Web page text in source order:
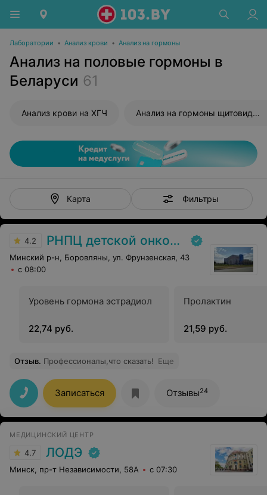
Лаборатории • Анализ крови • Анализ на гормоны
Анализ на половые гормоны в
Беларуси 61
Анализ крови на ХГЧ Анализ на гормоны щитовидной железы
Карта Фильтры
4.2 РНПЦ детской онкологии
Минский р-н, Боровляны, ул. Фрунзенская, 43
с 08:00
Уровень гормона эстрадиол
22,74 руб.
Пролактин
21,59 руб.
Отзыв. Профессионалы,что сказать! Еще
Записаться Отзывы24
МЕДИЦИНСКИЙ ЦЕНТР
4.7 ЛОДЭ
Минск, пр-т Независимости, 58А с 07:30